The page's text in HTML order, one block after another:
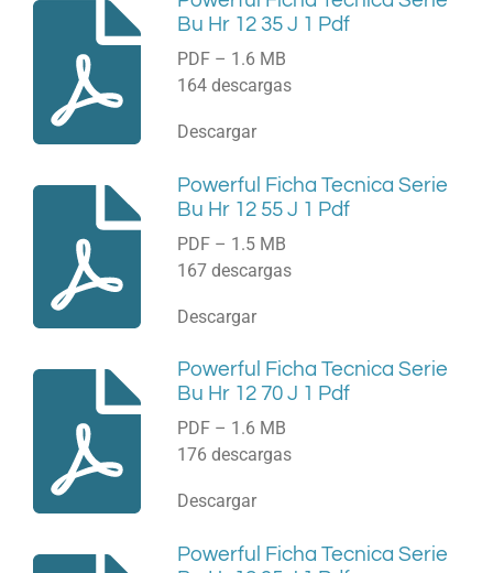
Bu Hr 12 35 J 1 Pdf
PDF – 1.6 MB
164 descargas
Descargar
Powerful Ficha Tecnica Serie
Bu Hr 12 55 J 1 Pdf
PDF – 1.5 MB
167 descargas
Descargar
Powerful Ficha Tecnica Serie
Bu Hr 12 70 J 1 Pdf
PDF – 1.6 MB
176 descargas
Descargar
Powerful Ficha Tecnica Serie